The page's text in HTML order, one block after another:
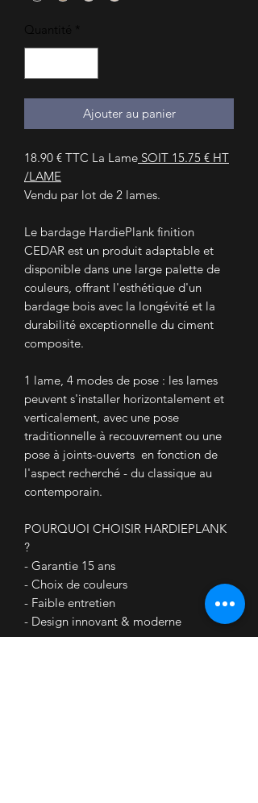
Quantité *
Ajouter au panier
18.90 € TTC La Lame SOIT 15.75 € HT
/LAME
Vendu par lot de 2 lames.
Le bardage HardiePlank finition
CEDAR est un produit adaptable et
disponible dans une large palette de
couleurs, offrant l'esthétique d'un
bardage bois avec la longévité et la
durabilité exceptionnelle du ciment
composite.
1 lame, 4 modes de pose : les lames
peuvent s'installer horizontalement et
verticalement, avec une pose
traditionnelle à recouvrement ou une
pose à joints-ouverts en fonction de
l'aspect recherché - du classique au
contemporain.
POURQUOI CHOISIR HARDIEPLANK
?
- Garantie 15 ans
- Choix de couleurs
- Faible entretien
- Design innovant & moderne